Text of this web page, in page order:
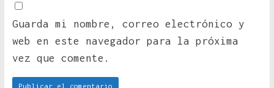
Guarda mi nombre, correo electrónico y
web en este navegador para la próxima
vez que comente.